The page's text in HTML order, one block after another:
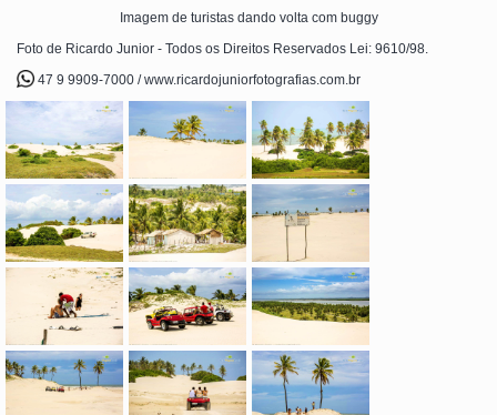
Imagem de turistas dando volta com buggy
Foto de Ricardo Junior - Todos os Direitos Reservados Lei: 9610/98.
47 9 9909-7000 / www.ricardojuniorfotografias.com.br